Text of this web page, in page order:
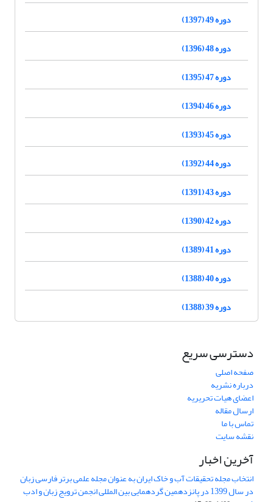
دوره 49 (1397)
دوره 48 (1396)
دوره 47 (1395)
دوره 46 (1394)
دوره 45 (1393)
دوره 44 (1392)
دوره 43 (1391)
دوره 42 (1390)
دوره 41 (1389)
دوره 40 (1388)
دوره 39 (1388)
دسترسی سریع
صفحه اصلی
درباره نشریه
اعضای هیات تحریریه
ارسال مقاله
تماس با ما
نقشه سایت
آخرین اخبار
انتخاب مجله تحقیقات آب و خاک ایران به عنوان مجله علمی برتر فارسی زبان
در سال 1399 در پانزدهمین گردهمایی بین المللی انجمن ترویج زبان و ادب